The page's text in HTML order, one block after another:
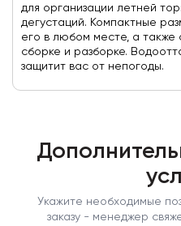
для организации летней
дегустаций. Компактные
его в любом месте, а также
сборке и разборке.
защитит вас от непогоды.
Укажите необходимые
заказу - менеджер